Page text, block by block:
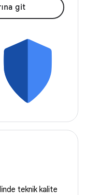
git
teknik kalite